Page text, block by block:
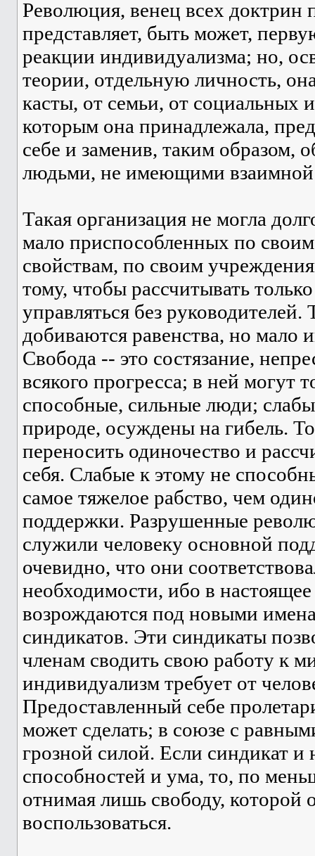
Революция, венец всех доктрин
представляет, быть может,
реакции индивидуализма; но,
теории, отдельную личность,
касты, от семьи, от социальных
которым она принадлежала,
себе и заменив, таким образом,
людьми, не имеющими взаимной
Такая организация не могла
мало приспособленных по
свойствам, по своим
тому, чтобы рассчитывать
управляться без
добиваются равенства, но мало
Свобода -- это состязание,
всякого прогресса; в ней могут
способные, сильные люди;
природе, осуждены на гибель.
переносить одиночество и
себя. Слабые к этому не
самое тяжелое рабство, чем
поддержки. Разрушенные
служили человеку основной
очевидно, что они
необходимости, ибо в
возрождаются под новыми
синдикатов. Эти синдикаты
членам сводить свою работу к
индивидуализм требует от
Предоставленный себе
может сделать; в союзе с
грозной силой. Если синдикат и
способностей и ума, то, по
отнимая лишь свободу, которой
воспользоваться.